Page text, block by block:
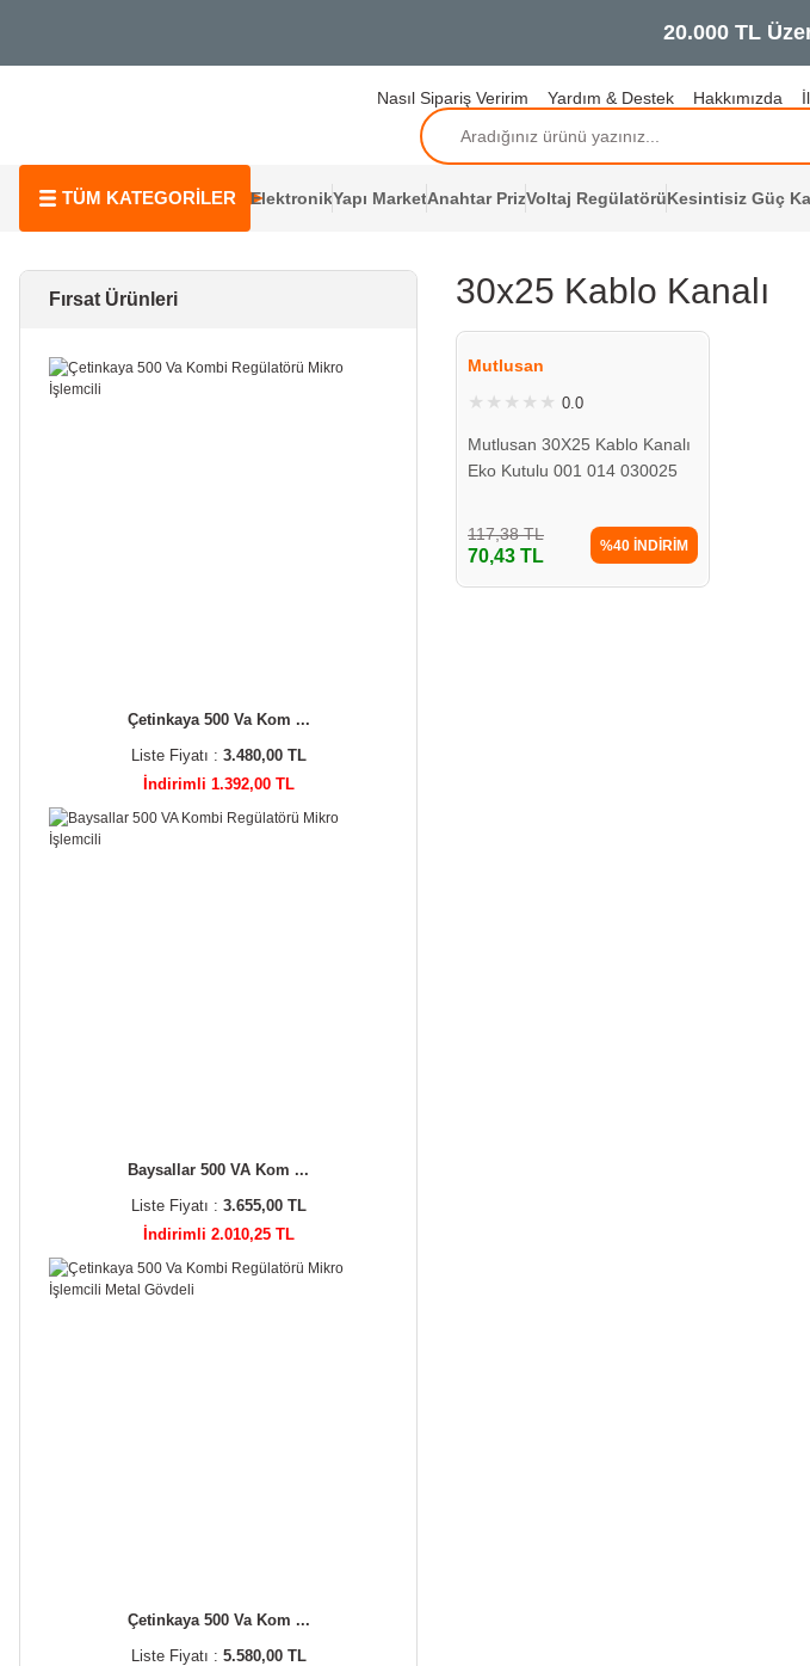
Nasıl Sipariş Veririm Yardım & Destek Hakkımızda
TÜM KATEGORİLER ElektronikYapı MarketAnahtar PrizVoltaj RegülatörüKesintisiz Güç
Fırsat Ürünleri
Çetinkaya 500 Va Kom ...
Liste Fiyatı : 3.480,00 TL
İndirimli 1.392,00 TL
Baysallar 500 VA Kom ...
Liste Fiyatı : 3.655,00 TL
İndirimli 2.010,25 TL
Çetinkaya 500 Va Kom ...
Liste Fiyatı : 5.580,00 TL
30x25 Kablo Kanalı
Mutlusan
0.0
Mutlusan 30X25 Kablo Kanalı
Eko Kutulu 001 014 030025
117,38 TL
70,43 TL
%40 İNDİRİM